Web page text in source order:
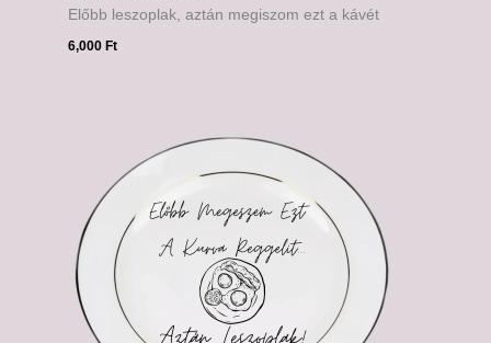
Előbb leszoplak, aztán megiszom ezt a kávét
6,000 Ft
-